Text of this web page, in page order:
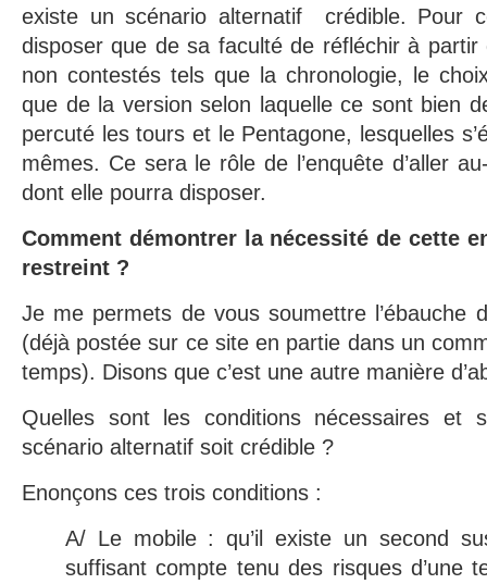
existe un scénario alternatif crédible. Pour
disposer que de sa faculté de réfléchir à partir
non contestés tels que la chronologie, le
que de la version selon laquelle ce sont bien
percuté les tours et le Pentagone, lesquelles
mêmes. Ce sera le rôle de l’enquête d’aller
dont elle pourra disposer.
Comment démontrer la nécessité de cette
restreint ?
Je me permets de vous soumettre l’ébauche
(déjà postée sur ce site en partie dans un
temps). Disons que c’est une autre manière
Quelles sont les conditions nécessaires et
scénario alternatif soit crédible ?
Enonçons ces trois conditions :
A/ Le mobile : qu’il existe un second
suffisant compte tenu des risques d’une